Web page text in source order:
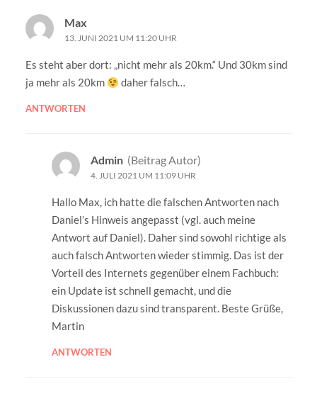
Max
13. JUNI 2021 UM 11:20 UHR
Es steht aber dort: „nicht mehr als 20km.“ Und 30km sind
ja mehr als 20km
daher falsch…
ANTWORTEN
Admin (Beitrag Autor)
4. JULI 2021 UM 11:09 UHR
Hallo Max, ich hatte die falschen Antworten nach
Daniel’s Hinweis angepasst (vgl. auch meine
Antwort auf Daniel). Daher sind sowohl richtige als
auch falsch Antworten wieder stimmig. Das ist der
Vorteil des Internets gegenüber einem Fachbuch:
ein Update ist schnell gemacht, und die
Diskussionen dazu sind transparent. Beste Grüße,
Martin
ANTWORTEN